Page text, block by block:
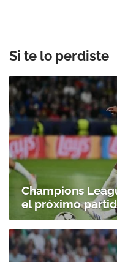
Si te lo perdiste
Champions
el próximo